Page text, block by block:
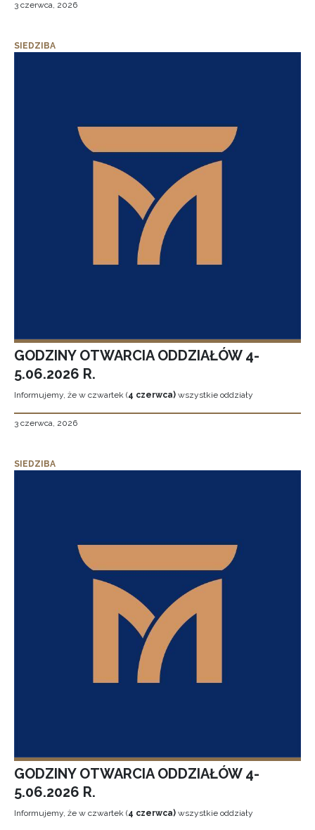
3 czerwca, 2026
SIEDZIBA
GODZINY OTWARCIA ODDZIAŁÓW 4-
5.06.2026 R.
Informujemy, że w czwartek (4 czerwca) wszystkie oddziały
3 czerwca, 2026
SIEDZIBA
GODZINY OTWARCIA ODDZIAŁÓW 4-
5.06.2026 R.
Informujemy, że w czwartek (4 czerwca) wszystkie oddziały